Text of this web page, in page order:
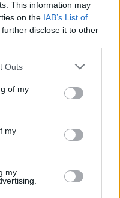
This information may
on the IAB’s List of
disclose it to other
one or more Google
You may click to
its third-party tags to
in below Google
Outs
of my
my
my